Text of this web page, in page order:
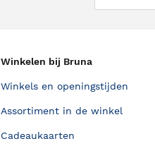
Winkelen bij Bruna
Winkels en openingstijden
Assortiment in de winkel
Cadeaukaarten